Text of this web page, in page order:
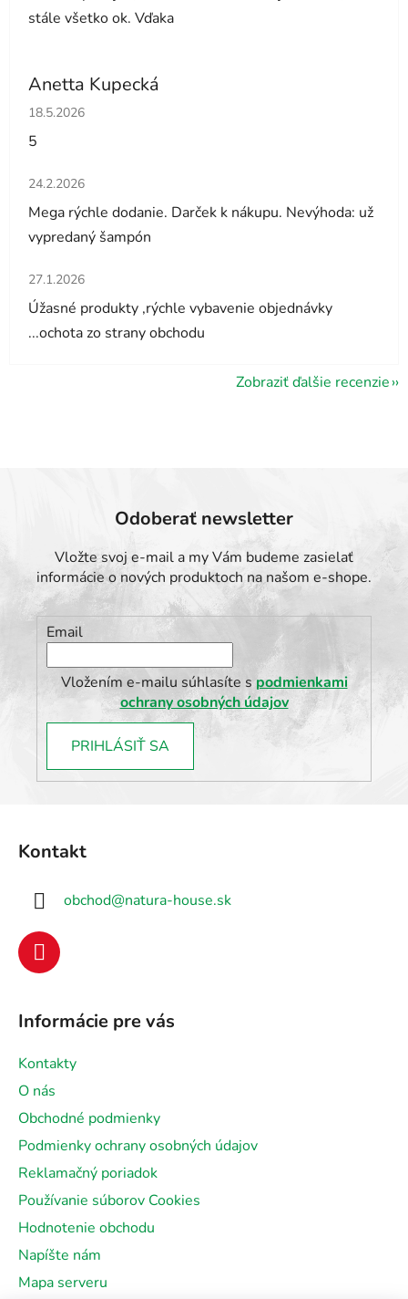
stále všetko ok. Vďaka
Anetta Kupecká
Hodnotenie obchodu je 5 z 5 hviezdičiek.
18.5.2026
5
Hodnotenie obchodu je 5 z 5 hviezdičiek.
24.2.2026
Mega rýchle dodanie. Darček k nákupu. Nevýhoda: už
vypredaný šampón
Hodnotenie obchodu je 5 z 5 hviezdičiek.
27.1.2026
Úžasné produkty ,rýchle vybavenie objednávky
...ochota zo strany obchodu
Zobraziť ďalšie recenzie
Odoberať newsletter
Vložte svoj e-mail a my Vám budeme zasielať
informácie o nových produktoch na našom e-shope.
Email
Vložením e-mailu súhlasíte spodmienkami
ochrany osobných údajov
PRIHLÁSIŤ SA
Kontakt
obchod@natura-house.sk
Informácie pre vás
Kontakty
O nás
Obchodné podmienky
Podmienky ochrany osobných údajov
Reklamačný poriadok
Používanie súborov Cookies
Hodnotenie obchodu
Napíšte nám
Mapa serveru